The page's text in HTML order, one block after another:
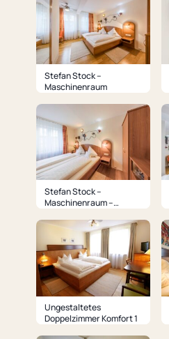
Stefan Stock –
Maschinenraum
Stefan Stock –
Maschinenraum –
Ungestaltetes
Doppelzimmer Komfort 1